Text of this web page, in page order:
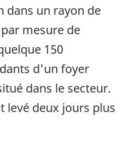
dans un rayon de
mesure de
150
d'un foyer
dans le secteur.
levé deux jours plus